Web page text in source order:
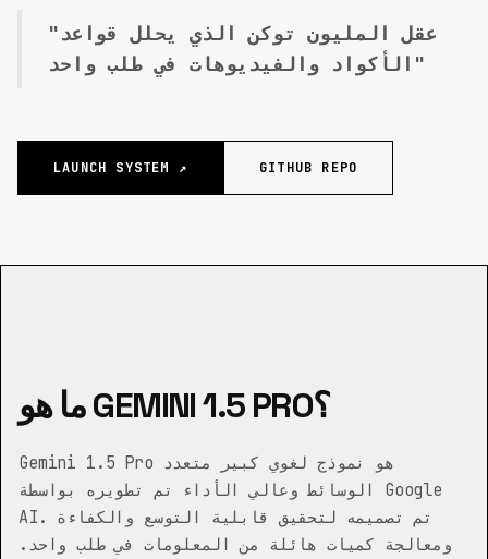
"عقل المليون توكن الذي يحلل قواعد
الأكواد والفيديوهات في طلب واحد"
LAUNCH SYSTEM ↗ GITHUB REPO
ما هو GEMINI 1.5 PRO؟
Gemini 1.5 Pro هو نموذج لغوي كبير متعدد
الوسائط وعالي الأداء تم تطويره بواسطة Google
AI. تم تصميمه لتحقيق قابلية التوسع والكفاءة
ومعالجة كميات هائلة من المعلومات في طلب واحد.